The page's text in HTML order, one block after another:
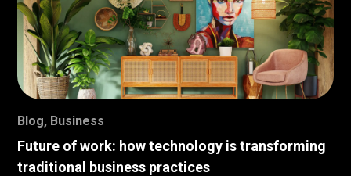
Blog, Business
Future of work: how technology is transforming
traditional business practices